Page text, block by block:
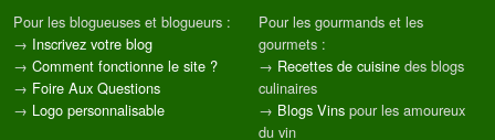
Pour les blogueuses et blogueurs :
→ Inscrivez votre blog
→ Comment fonctionne le site ?
→ Foire Aux Questions
→ Logo personnalisable
Pour les gourmands et les
gourmets :
→ Recettes de cuisine des blogs
culinaires
→ Blogs Vins pour les amoureux
du vin